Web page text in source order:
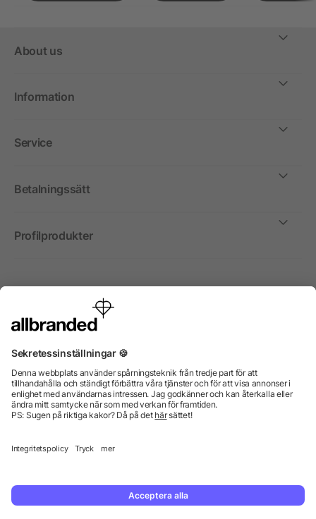
About us
Information
Service
Betalningssätt
Profilprodukter
Internationellt
enbart till företag, institutioner, föreningar och
© 2026 allbranded GmbH.